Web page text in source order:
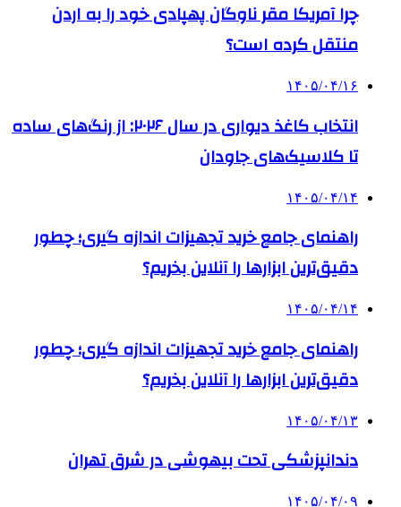
چرا آمریکا مقر ناوگان پهپادی خود را به اردن
منتقل کرده است؟
۱۴۰۵/۰۴/۱۶
انتخاب کاغذ دیواری در سال ۲۰۲۶: از رنگ‌های ساده
تا کلاسیک‌های جاودان
۱۴۰۵/۰۴/۱۴
راهنمای جامع خرید تجهیزات اندازه گیری؛ چطور
دقیق‌ترین ابزارها را آنلاین بخریم؟
۱۴۰۵/۰۴/۱۴
راهنمای جامع خرید تجهیزات اندازه گیری؛ چطور
دقیق‌ترین ابزارها را آنلاین بخریم؟
۱۴۰۵/۰۴/۱۳
دندانپزشکی تحت بیهوشی در شرق تهران
۱۴۰۵/۰۴/۰۹